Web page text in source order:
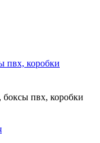
пвх, коробки
пвх, коробки